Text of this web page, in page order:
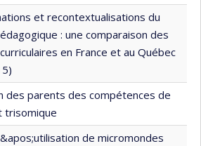
et recontextualisations du
: une comparaison des
en France et au Québec
des parents des compétences de
trisomique
de micromondes